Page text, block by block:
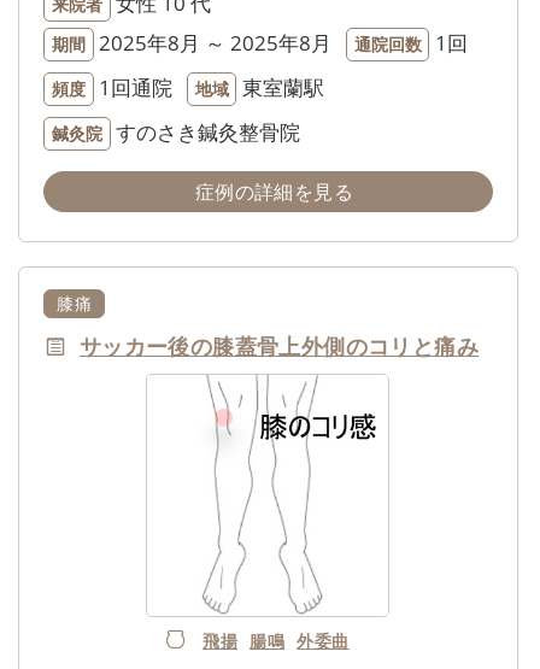
期間 2025年8月 ～ 2025年8月 通院回数 1回
頻度 1回通院 地域 東室蘭駅
鍼灸院 すのさき鍼灸整骨院
症例の詳細を見る
膝痛
サッカー後の膝蓋骨上外側のコリと痛み
飛揚 腸鳴 外委曲